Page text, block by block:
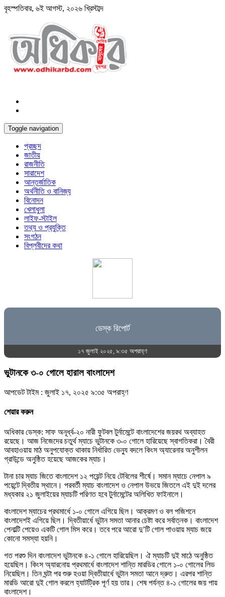
বৃহস্পতিবার, ৬ই আগস্ট, ২০২৬ খ্রিস্টাব্দ
Toggle navigation
প্রচ্ছদ
জাতীয়
রাজনীতি
সারাদেশ
আন্তর্জাতিক
অর্থনীতি ও বানিজ্য
বিনোদন
খেলাধুলা
লাইফ-স্টাইল
তথ্য ও প্রযুক্তি
সংগঠন
বিপ্লবীদের কথা
ডেস্ক রিপোর্ট
১৭ জুলাই ২০২৫, ৯:৩৫ অপরাহ্ণ
ভুটানকে ৩-০ গোলে হারাল বাংলাদেশ
আপডেট টাইম : জুলাই ১৭, ২০২৫ ৯:৩৫ অপরাহ্ণ
শেয়ার করুন
অধিকার ডেস্ক: সাফ অনূর্ধ্ব-২০ নারী ফুটবল টুর্নামেন্টে বাংলাদেশের জয়রথ অব্যাহত
রয়েছে। আজ নিজেদের চতুর্থ ম্যাচে ভুটানকে ৩-০ গোলে হারিয়েছে স্বাগতিকরা। বৈরী
আবহাওয়ায় মাঠ অনুপযোক্ত থাকায় নির্ধারিত ভেন্যু বদলে কিংস অ্যারেনার অনুশীলন
গ্রাউন্ডে অনুষ্ঠিত হয়েছে আজকের ম্যাচ।
টানা চার ম্যাচ জিতে বাংলাদেশ ১২ পয়েন্ট নিয়ে টেবিলের শীর্ষে। সমান ম্যাচে নেপাল ৯
পয়েন্টে দ্বিতীয় স্থানে। পরবর্তী ম্যাচ বাংলাদেশ ও নেপাল উভয়ে জিতলে এই দুই দলের
মধ্যকার ২১ জুলাইয়ের ম্যাচটি পরিণত হবে টুর্নামেন্টের অলিখিত ফাইনালে।
বাংলাদেশ ম্যাচের প্রথমার্ধে ১-০ গোলে এগিয়ে ছিল। আক্রমণ ও বল পজিশনে
বাংলাদেশই এগিয়ে ছিল। দ্বিতীয়ার্ধে ভুটান সমতা আনার চেষ্টা করে সর্বাত্নক। বাংলাদেশ
পেনাল্টি পেয়েও একটি গোল মিস করে। তবে পরে আরো দু’টি গোল পাওয়ায় ম্যাচ জয়ে
কোনো সমস্যা হয়নি।
গত পরশু দিন বাংলাদেশ ভুটানকে ৪-১ গোলে হারিয়েছিল। ঐ ম্যাচটি দুই মাঠে অনুষ্ঠিত
হয়েছিল। কিংস অ্যারনোয় প্রথমার্ধে বাংলাদেশ শান্তি মারডির গোলে ১-০ গোলের লিড
নিয়েছিল। তিন ঘন্টা পর শুরু হওয়া দ্বিতীয়ার্ধে ভুটান সমতা আনে দ্রুত। এরপর শান্তি
মারডি আরো দুই গোল করলে হ্যাটট্রিক পূর্ণ হয় তার। শেষ পর্যন্ত ৪-১ গোলের জয় পায়
বাংলাদেশ।